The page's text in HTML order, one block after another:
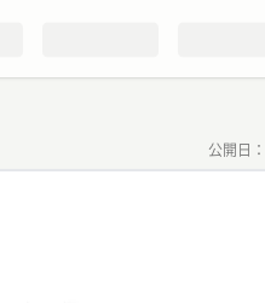
公開日：